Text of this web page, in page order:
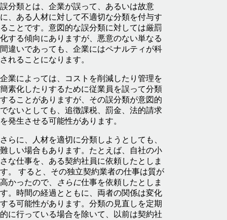
誤分類とは、企業が誤って、あるいは故意
に、ある人材に対して不適切な分類を付与す
ることです。意図的な誤分類に対しては厳罰
化する傾向にありますが、悪意のない単なる
間違いであっても、企業にはペナルティが科
されることになります。
企業によっては、コストを削減したり管理を
簡素化したりするために従業員を誤って分類
することがありますが、その誤分類が意図的
でないとしても、追徴課税、罰金、法的請求
を発生させる可能性があります。
さらに、人材を適切に分類しようとしても、
難しい場合もあります。たとえば、自社の小
さな仕事を、ある契約社員に依頼したとしま
す。 すると、その独立契約業者の仕事は質が
高かったので、
さらに仕事を依頼したとしま
す。時間の経過とともに、両者の関係は変化
する可能性があります。分類の見直しを定期
的に行っている場合を除いて、以前は契約社